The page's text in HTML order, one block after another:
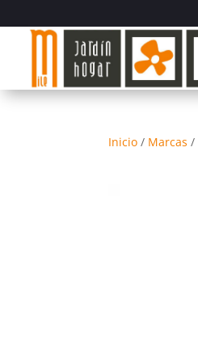
Inicio / Marcas /